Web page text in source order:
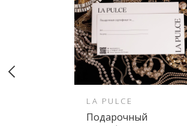
LA PULCE
Подарочный